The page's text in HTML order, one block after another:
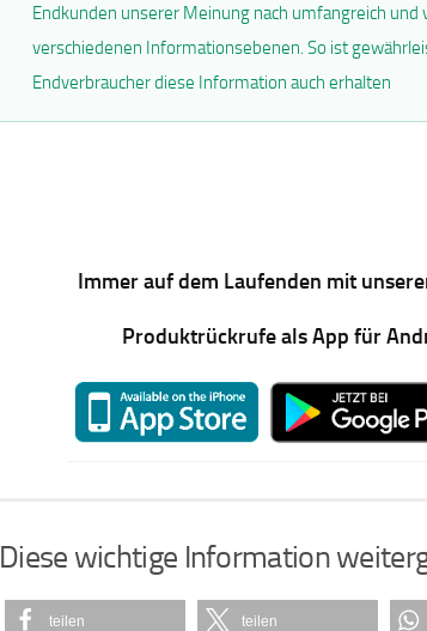
Endkunden unserer Meinung nach umfangreich und
verschiedenen Informationsebenen. So ist
Endverbraucher diese Information auch erhalten
Immer auf dem Laufenden mit
Produktrückrufe als App für
Diese wichtige Information
teilen teilen